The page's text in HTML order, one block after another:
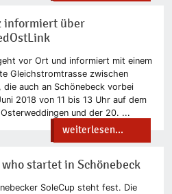
informiert über
vor Ort und informiert mit einem
Gleichstromtrasse zwischen
die auch an Schönebeck vorbei
2018 von 11 bis 13 Uhr auf dem
und der 20. ...
weiterlesen...
startet in Schönebeck
SoleCup steht fest. Die